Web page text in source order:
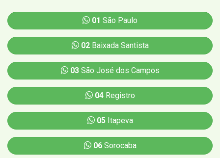
01 São Paulo
02Baixada Santista
03São José dos Campos
04Registro
05Itapeva
06Sorocaba